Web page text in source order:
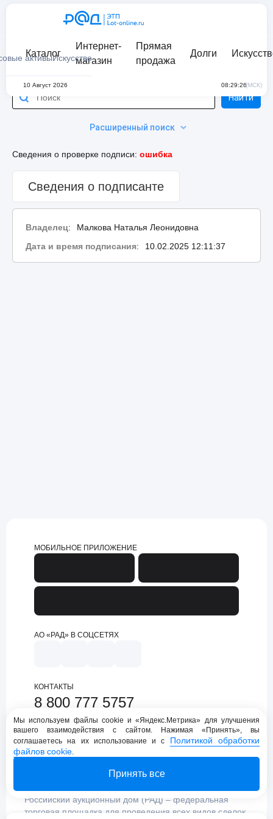
активыИскусство
Каталог
Интернет-
магазин
Прямая
продажа
Долги
10 Август 2026 08:29:26(МСК)
Расширенный поиск
Найти
Сведения о проверке подписи: ошибка
Сведения о подписанте
Владелец:
Малкова Наталья Леонидовна
Дата и время подписания: 10.02.2025 12:11:37
МОБИЛЬНОЕ ПРИЛОЖЕНИЕ
АО «РАД» В СОЦСЕТЯХ
КОНТАКТЫ
8 800 777 5757
support@lot-online.ru
Техническая поддержка
Российский аукционный дом (РАД) – федеральная
торговая площадка для проведения всех видов сделок
Мы используем файлы cookie и «Яндекс.Метрика» для улучшения
вашего взаимодействия с сайтом. Нажимая «Принять», вы
соглашаетесь на их использование и с Политикой обработки
файлов cookie.
Принять все